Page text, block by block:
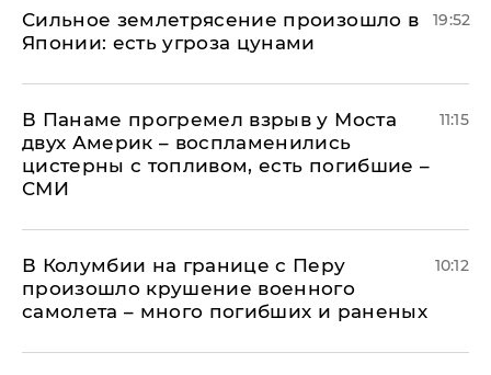
Сильное землетрясение произошло в
Японии: есть угроза цунами
19:52
В Панаме прогремел взрыв у Моста
двух Америк – воспламенились
цистерны с топливом, есть погибшие –
СМИ
11:15
В Колумбии на границе с Перу
произошло крушение военного
самолета – много погибших и раненых
10:12